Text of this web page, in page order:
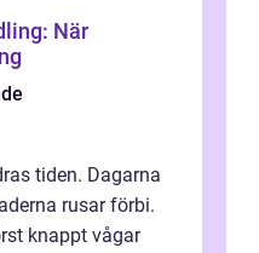
När
tiden. Dagarna
rusar förbi.
knappt vågar